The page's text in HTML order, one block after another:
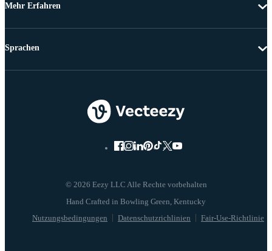
Mehr Erfahren
© 2026 Eezy LLC Alle Rechte vorbehalten
Nutzungsbedingungen Datenschutzrichlinien Fair-Use-Richtlinie
Sprachen